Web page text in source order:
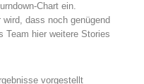
Chart ein.
dass noch genügend
Team hier weitere Stories
vorgestellt